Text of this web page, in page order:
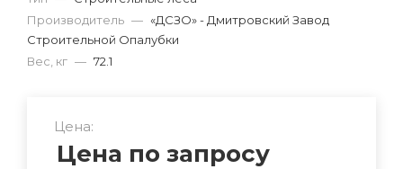
Производитель — «ДСЗО» - Дмитровский Завод
Строительной Опалубки
Вес, кг — 72.1
Цена:
Цена по запросу